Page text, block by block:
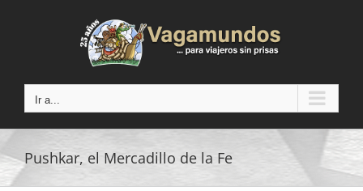
Ir a...
Pushkar, el Mercadillo de la Fe